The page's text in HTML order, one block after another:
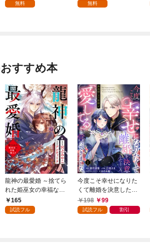
無料 無料
すすめ本
龍神の最愛婚 ～捨てら
れた姫巫女の幸福な嫁
入り～: 1
165
試読フル
今度こそ幸せになりた
くて離婚を決意したと
ころ、無表情な旦那様
が「愛してる」と言っ
198 99
試読フル 割引